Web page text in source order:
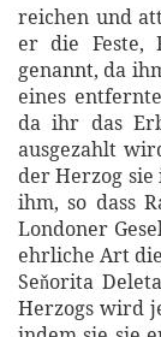
reichen und
er die Feste,
genannt, da
eines
da ihr das
ausgezahlt
der Herzog sie
ihm, so dass
Londoner
ehrliche Art
Seňorita
Herzogs wird